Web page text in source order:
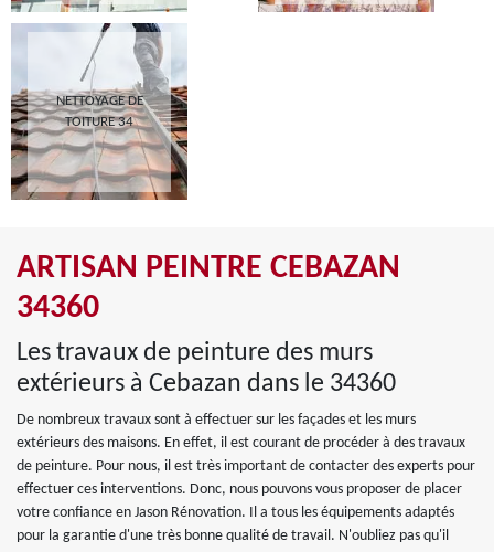
NETTOYAGE DE
TOITURE 34
ARTISAN PEINTRE CEBAZAN
34360
Les travaux de peinture des murs
extérieurs à Cebazan dans le 34360
De nombreux travaux sont à effectuer sur les façades et les murs
extérieurs des maisons. En effet, il est courant de procéder à des travaux
de peinture. Pour nous, il est très important de contacter des experts pour
effectuer ces interventions. Donc, nous pouvons vous proposer de placer
votre confiance en Jason Rénovation. Il a tous les équipements adaptés
pour la garantie d'une très bonne qualité de travail. N'oubliez pas qu'il